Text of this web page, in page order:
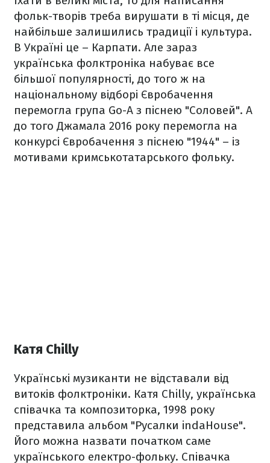
фольк-творів треба вирушати в ті місця, де
найбільше залишились традиції і культура.
В Україні це – Карпати. Але зараз
українська фолктроніка набуває все
більшої популярності, до того ж на
національному відборі Євробачення
перемогла група Go-A з піснею "Соловей". А
до того Джамала 2016 року перемогла на
конкурсі Євробачення з піснею "1944" – із
мотивами кримськотатарського фольку.
Катя Chilly
Українські музиканти не відставали від
витоків фолктроніки. Катя Chilly, українська
співачка та композиторка, 1998 року
представила альбом "Русалки indaHouse".
Його можна назвати початком саме
українського електро-фольку. Співачка